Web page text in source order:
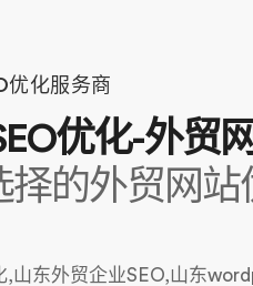
优化服务商
优化-外贸
的外贸网站
东外贸企业SEO,山东